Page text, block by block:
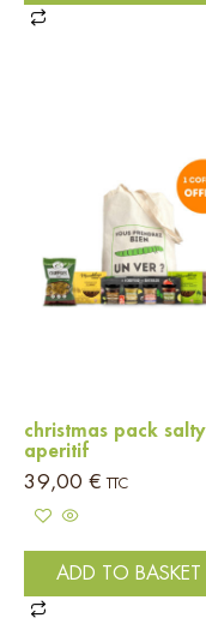
christmas pack salty
aperitif
39,00 € TTC
ADD TO BASKET